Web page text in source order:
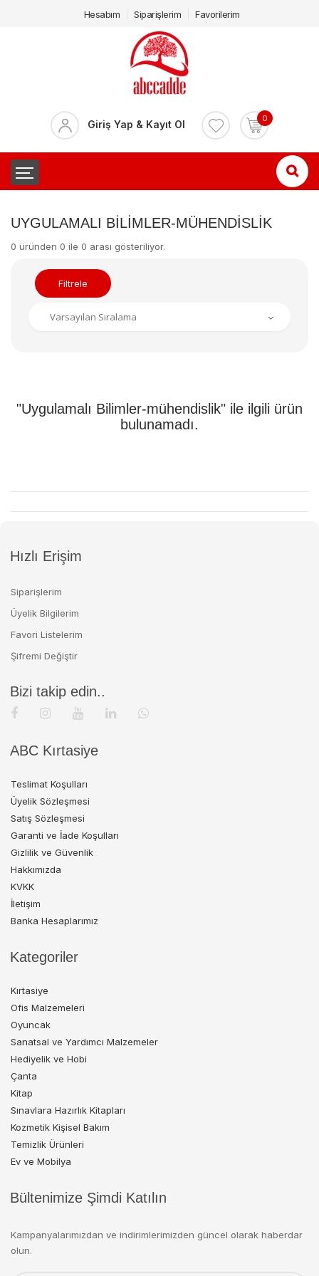
Hesabım Siparişlerim Favorilerim
Giriş Yap & Kayıt Ol 0
UYGULAMALI BILIMLER-MÜHENDISLIK
0 üründen 0 ile 0 arası gösteriliyor.
Filtrele
"Uygulamalı Bilimler-mühendislik" ile ilgili ürün
bulunamadı.
Hızlı Erişim
Siparişlerim
Üyelik Bilgilerim
Favori Listelerim
Şifremi Değiştir
Bizi takip edin..
ABC Kırtasiye
Teslimat Koşulları
Üyelik Sözleşmesi
Satış Sözleşmesi
Garanti ve İade Koşulları
Gizlilik ve Güvenlik
Hakkımızda
KVKK
İletişim
Banka Hesaplarımız
Kategoriler
Kırtasiye
Ofis Malzemeleri
Oyuncak
Sanatsal ve Yardımcı Malzemeler
Hediyelik ve Hobi
Çanta
Kitap
Sınavlara Hazırlık Kitapları
Kozmetik Kişisel Bakım
Temizlik Ürünleri
Ev ve Mobilya
Bültenimize Şimdi Katılın
Kampanyalarımızdan ve indirimlerimizden güncel olarak haberdar
olun.